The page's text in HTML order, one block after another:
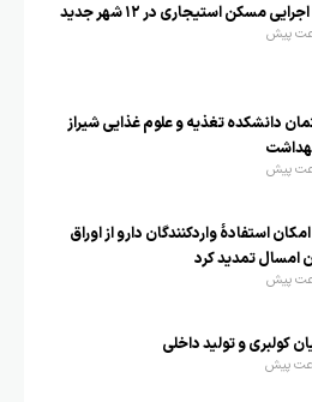
مسکن استیجاری در ۱۲ شهر جدید
دانشکده تغذیه و علوم غذایی شیراز
استفادۀ واردکنندگان دارو از اوراق
امسال تمدید کرد
کولبری و تولید داخلی